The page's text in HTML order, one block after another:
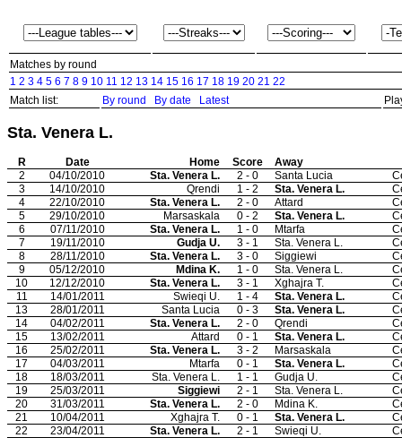
Matches by round
1 2 3 4 5 6 7 8 9 10 11 12 13 14 15 16 17 18 19 20 21 22
Match list:
By round By date Latest
Sta. Venera L.
R Date Home Score
Away
2
04/10/2010 Sta. Venera L. 2 - 0 Santa Lucia
3
14/10/2010 Qrendi 1 - 2 Sta. Venera L.
4
22/10/2010 Sta. Venera L. 2 - 0 Attard
5
29/10/2010 Marsaskala 0 - 2 Sta. Venera L.
6
07/11/2010 Sta. Venera L. 1 - 0 Mtarfa
7
19/11/2010 Gudja U. 3 - 1 Sta. Venera L.
8
28/11/2010 Sta. Venera L. 3 - 0 Siggiewi
9
05/12/2010 Mdina K. 1 - 0 Sta. Venera L.
10
12/12/2010 Sta. Venera L. 3 - 1 Xghajra T.
11
14/01/2011 Swieqi U. 1 - 4 Sta. Venera L.
13
28/01/2011 Santa Lucia 0 - 3 Sta. Venera L.
14
04/02/2011 Sta. Venera L. 2 - 0 Qrendi
15
13/02/2011 Attard 0 - 1 Sta. Venera L.
16
25/02/2011 Sta. Venera L. 3 - 2 Marsaskala
17
04/03/2011 Mtarfa 0 - 1 Sta. Venera L.
18
18/03/2011 Sta. Venera L. 1 - 1 Gudja U.
19
25/03/2011 Siggiewi 2 - 1 Sta. Venera L.
20
31/03/2011 Sta. Venera L. 2 - 0 Mdina K.
21
10/04/2011 Xghajra T. 0 - 1 Sta. Venera L.
22
23/04/2011 Sta. Venera L. 2 - 1 Swieqi U.